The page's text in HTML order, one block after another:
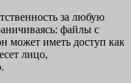
за любую
файлы с
может иметь доступ как
лицо,